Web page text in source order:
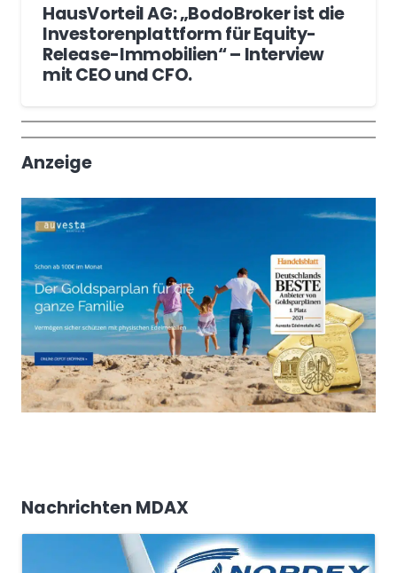
HausVorteil AG: „BodoBroker ist die
Investorenplattform für Equity-
Release-Immobilien“ – Interview
mit CEO und CFO.
Wochenrückblick
Trendthemen
Anzeige
Nachrichten MDAX